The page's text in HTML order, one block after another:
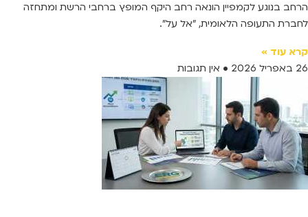
הרחב בנוגע לקמפיין הונאה רחב היקף המופץ ברחבי הרשת ומתחזה
לחברת התעופה הלאומית, "אל על".
קרא עוד »
26 באפריל 2026
אין תגובות